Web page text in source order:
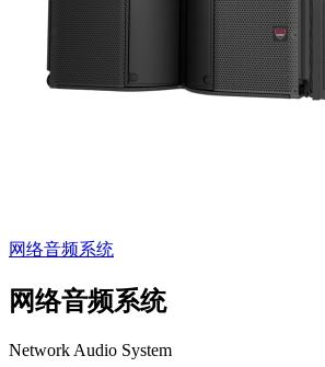
网络音频系统
网络音频系统
Network Audio System